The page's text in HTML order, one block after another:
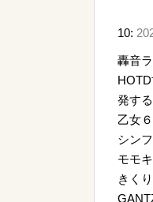
10:
轟音
発する
乙女
シン
モモ
きく